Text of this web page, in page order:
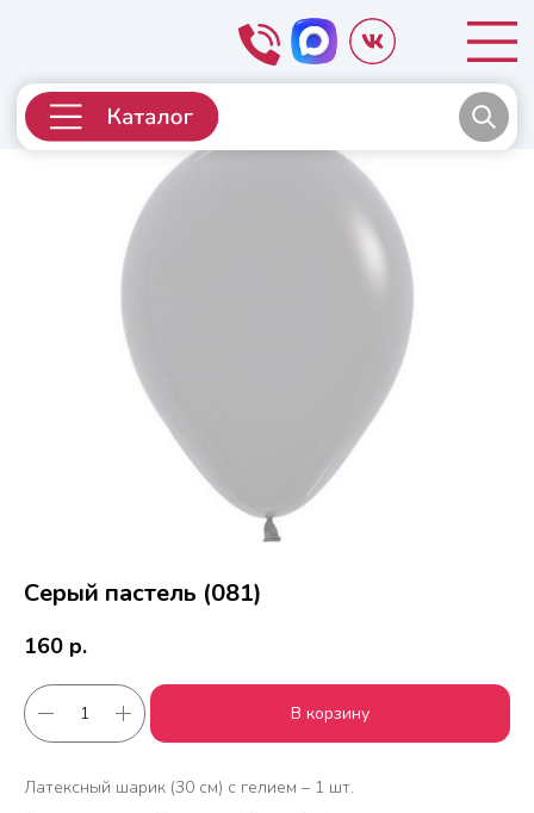
Серый пастель (081)
160 р.
В корзину
Латексный шарик (30 см) с гелием – 1 шт.
Работаем с 2010 года
Срочная доставка